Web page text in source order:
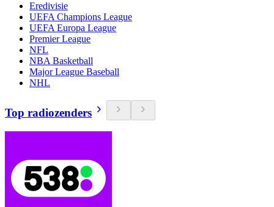
Eredivisie
UEFA Champions League
UEFA Europa League
Premier League
NFL
NBA Basketball
Major League Baseball
NHL
Top radiozenders